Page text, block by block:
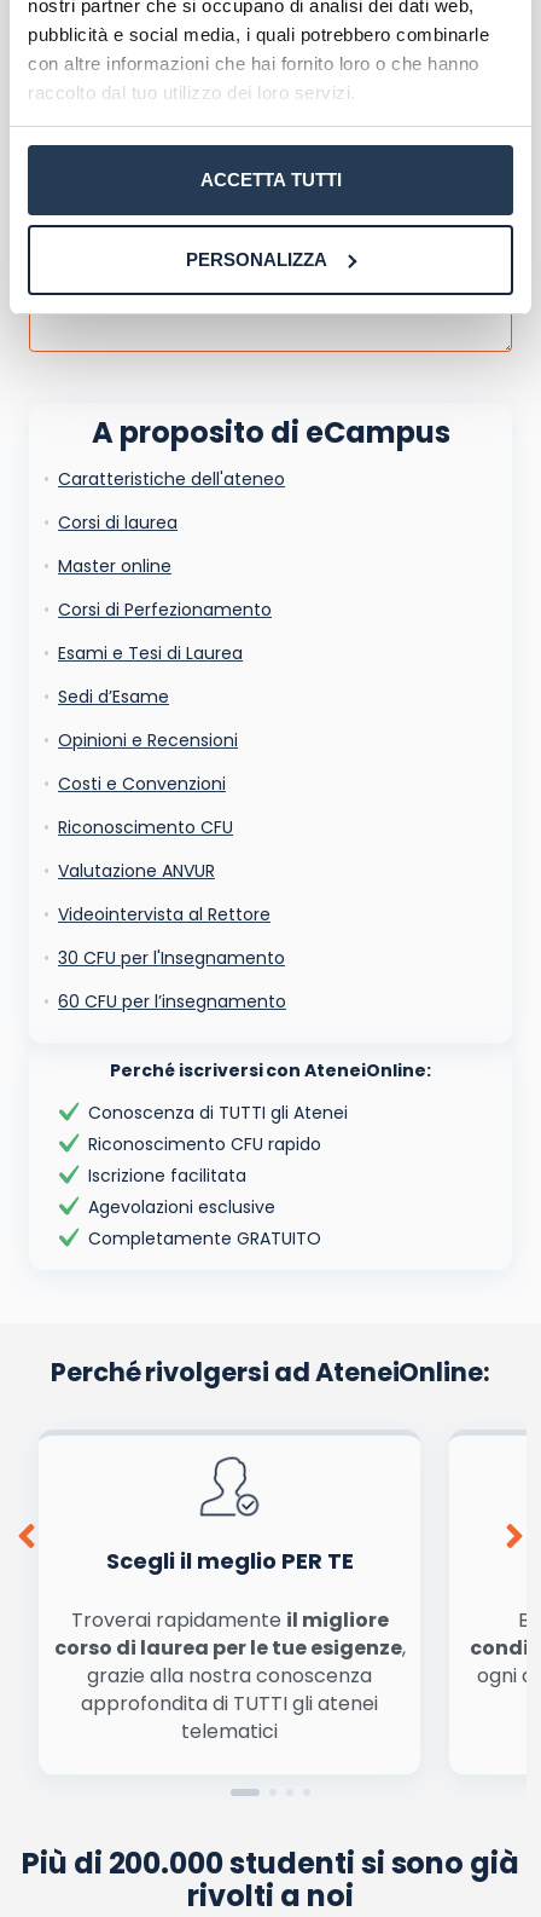
nostri partner che si occupano di analisi dei dati web,
pubblicità e social media, i quali potrebbero combinarle
con altre informazioni che hai fornito loro o che hanno
raccolto dal tuo utilizzo dei loro servizi.
ACCETTA TUTTI
PERSONALIZZA
Corsi di Laurea eCampus
Master eCampus
Corsi formazione eCampus
La tua email sarà utilizzata per comunicarti se qualcuno risponde al tuo commento
dallainformativa privacy. Pubblicando questo commento dai il consenso affinché un
cookie salvi i tuoi dati (nome, email) per il prossimo commento.
Ho letto e acconsento l'
Acconsento all'uso dei miei dati da parte di terzi per
finalità di marketing diretto con modalità
automatizzate o tradizionali
conferma e pubblica
A proposito di eCampus
Caratteristiche dell'ateneo
Corsi di laurea
Master online
Corsi di Perfezionamento
Esami e Tesi di Laurea
Sedi d’Esame
Opinioni e Recensioni
Costi e Convenzioni
Riconoscimento CFU
Valutazione ANVUR
Videointervista al Rettore
30 CFU per l'Insegnamento
60 CFU per l’insegnamento
Perché iscriversi con AteneiOnline:
Conoscenza di TUTTI gli Atenei
Riconoscimento CFU rapido
Iscrizione facilitata
Agevolazioni esclusive
Completamente GRATUITO
Perché rivolgersi ad AteneiOnline:
Scegli il meglio PER TE
Troverai rapidamente il migliore
corso di laurea per le tue esigenze,
grazie alla nostra conoscenza
approfondita di TUTTI gli atenei
telematici
ogni
Più di 200.000 studenti si sono già
rivolti a noi